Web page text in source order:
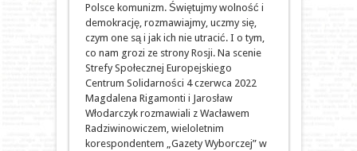
Polsce komunizm. Świętujmy wolność i
demokrację, rozmawiajmy, uczmy się,
czym one są i jak ich nie utracić. I o tym,
co nam grozi ze strony Rosji. Na scenie
Strefy Społecznej Europejskiego
Centrum Solidarności 4 czerwca 2022
Magdalena Rigamonti i Jarosław
Włodarczyk rozmawiali z Wacławem
Radziwinowiczem, wieloletnim
korespondentem „Gazety Wyborczej” w